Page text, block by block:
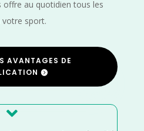
offre au quotidien tous les
votre sport.
AVANTAGES DE
